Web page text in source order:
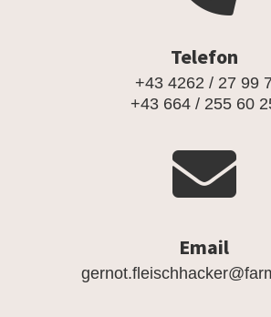
Telefon
+43 4262 / 27 99 7
+43 664 / 255 60

Email